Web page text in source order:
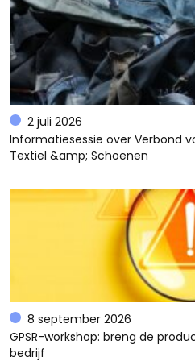
2 juli 2026
Informatiesessie over Verbond
Textiel &amp; Schoenen
8 september 2026
GPSR-workshop: breng de
bedrijf